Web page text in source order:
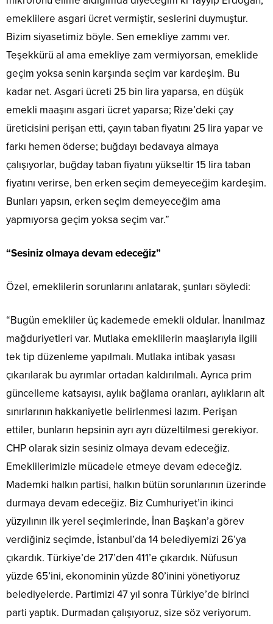
emeklilere asgari ücret vermiştir, seslerini duymuştur.
Bizim siyasetimiz böyle. Sen emekliye zammı ver.
Teşekkürü al ama emekliye zam vermiyorsan, emeklide
geçim yoksa senin karşında seçim var kardeşim. Bu
kadar net. Asgari ücreti 25 bin lira yaparsa, en düşük
emekli maaşını asgari ücret yaparsa; Rize’deki çay
üreticisini perişan etti, çayın taban fiyatını 25 lira yapar ve
farkı hemen öderse; buğdayı bedavaya almaya
çalışıyorlar, buğday taban fiyatını yükseltir 15 lira taban
fiyatını verirse, ben erken seçim demeyeceğim kardeşim.
Bunları yapsın, erken seçim demeyeceğim ama
yapmıyorsa geçim yoksa seçim var.”
“Sesiniz olmaya devam edeceğiz”
Özel, emeklilerin sorunlarını anlatarak, şunları söyledi:
“Bugün emekliler üç kademede emekli oldular. İnanılmaz
mağduriyetleri var. Mutlaka emeklilerin maaşlarıyla ilgili
tek tip düzenleme yapılmalı. Mutlaka intibak yasası
çıkarılarak bu ayrımlar ortadan kaldırılmalı. Ayrıca prim
güncelleme katsayısı, aylık bağlama oranları, aylıkların alt
sınırlarının hakkaniyetle belirlenmesi lazım. Perişan
ettiler, bunların hepsinin ayrı ayrı düzeltilmesi gerekiyor.
CHP olarak sizin sesiniz olmaya devam edeceğiz.
Emeklilerimizle mücadele etmeye devam edeceğiz.
Mademki halkın partisi, halkın bütün sorunlarının üzerinde
durmaya devam edeceğiz. Biz Cumhuriyet’in ikinci
yüzyılının ilk yerel seçimlerinde, İnan Başkan’a görev
verdiğiniz seçimde, İstanbul’da 14 belediyemizi 26’ya
çıkardık. Türkiye’de 217’den 411’e çıkardık. Nüfusun
yüzde 65’ini, ekonominin yüzde 80’inini yönetiyoruz
belediyelerde. Partimizi 47 yıl sonra Türkiye’de birinci
parti yaptık. Durmadan çalışıyoruz, size söz veriyorum.